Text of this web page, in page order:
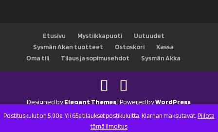
Postituskulut on 5.90e. Yli 65e tilaukset postikuluitta. Klarnan maksutavat. Piilota
tämä ilmoitus
Etusivu Mystiikkapuoti
Uutuudet
Sysmän Akan tuotteet
Ostoskori
Kassa
Oma tili
Tilaus ja sopimusehdot Sysmän Akka
Designed byElegant Themes| Powered byWordPress